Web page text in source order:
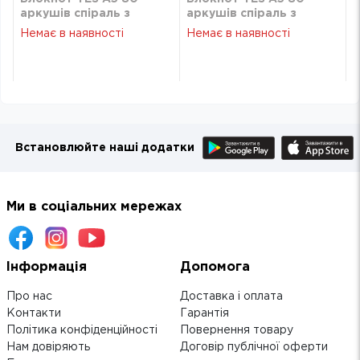
аркушів cпіраль з
гумкою Minions 151773
Немає в наявності
аркушів cпіраль з
гумкою Minions 151773
Немає в наявності
Встановлюйте наші додатки
Ми в соціальних мережах
Інформація
Про нас
Контакти
Політика конфіденційності
Нам довіряють
Допомога
Доставка і оплата
Гарантія
Повернення товару
Договір публічної оферти